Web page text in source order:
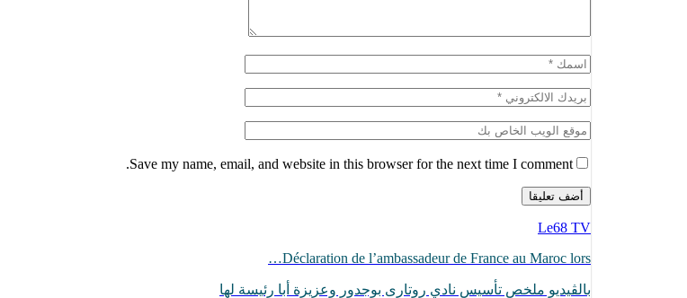
Save my name, email, and website in this browser for the next time I comment.
Le68 TV
Déclaration de l’ambassadeur de France au Maroc lors…
بالڨيديو ملخص تأسيس نادي روتارى بوجدور وعزيزة أبا رئيسة لها